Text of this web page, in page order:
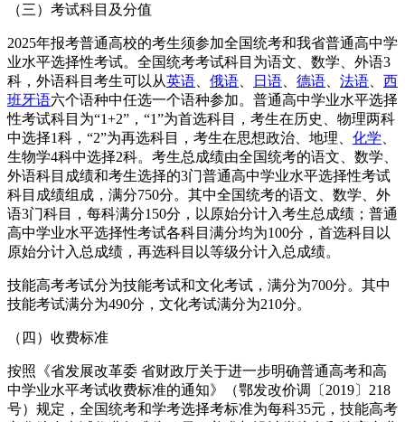
（三）考试科目及分值
2025年报考普通高校的考生须参加全国统考和我省普通高中学
业水平选择性考试。全国统考考试科目为语文、数学、外语3
科，外语科目考生可以从英语 俄语 日语 德语 法语
西
班牙语六个语种中任选一个语种参加。普通高中学业水平选择
性考试科目为“1+2”，“1”为首选科目，考生在历史、物理两科
中选择1科，“2”为再选科目，考生在思想政治、地理、 化学
生物学4科中选择2科。考生总成绩由全国统考的语文、数学、
外语科目成绩和考生选择的3门普通高中学业水平选择性考试
科目成绩组成，满分750分。其中全国统考的语文、数学、外
语3门科目，每科满分150分，以原始分计入考生总成绩；普通
高中学业水平选择性考试各科目满分均为100分，首选科目以
原始分计入总成绩，再选科目以等级分计入总成绩。
技能高考考试分为技能考试和文化考试，满分为700分。其中
技能考试满分为490分，文化考试满分为210分。
（四）收费标准
按照《省发展改革委 省财政厅关于进一步明确普通高考和高
中学业水平考试收费标准的通知》（鄂发改价调〔2019〕218
号）规定，全国统考和学考选择考标准为每科35元，技能高考